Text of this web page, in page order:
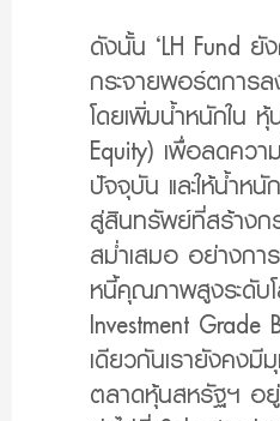
ดังนั้น ‘LH Fund ยั
กระจายพอร์ตการ
โดยเพิ่มน้ำหนักใน
Equity) เพื่อลดควา
ปัจจุบัน และให้น้ำห
สู่สินทรัพย์ที่สร้างกร
สม่ำเสมอ อย่างกา
หนี้คุณภาพสูงระดับ
Investment Grade
เดียวกันเรายังคง
ตลาดหุ้นสหรัฐฯ อ